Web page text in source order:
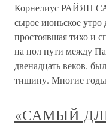
Корнелиус РАЙЯН
сырое июньское
простоявшая тихо и
на пол пути между
двенадцать веков,
тишину. Многие
«САМЫЙ